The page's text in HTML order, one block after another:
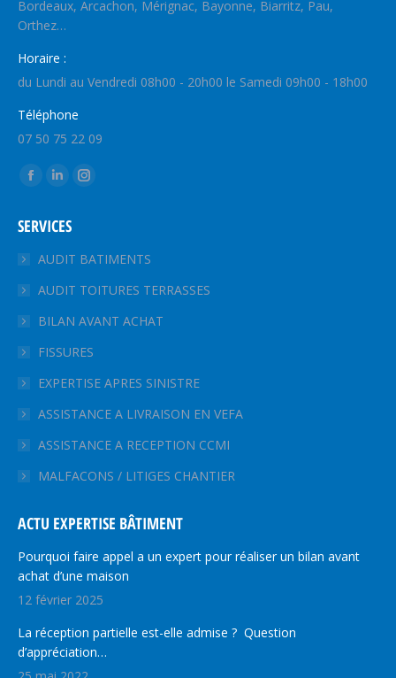
Bordeaux, Arcachon, Mérignac, Bayonne, Biarritz, Pau,
Orthez…
Horaire :
du Lundi au Vendredi 08h00 - 20h00 le Samedi 09h00 - 18h00
Téléphone
07 50 75 22 09
Trouvez nous sur :
La
Facebook
s'ouvre
une
nouvelle
fenêtre
La
LinkedIn
s'ouvre
une
nouvelle
fenêtre
La
s'ouvre
une
nouvelle
fenêtre
SERVICES
AUDIT BATIMENTS
AUDIT TOITURES TERRASSES
BILAN AVANT ACHAT
FISSURES
EXPERTISE APRES SINISTRE
ASSISTANCE A LIVRAISON EN VEFA
ASSISTANCE A RECEPTION CCMI
MALFACONS / LITIGES CHANTIER
ACTU EXPERTISE BÂTIMENT
Pourquoi faire appel a un expert pour réaliser un bilan avant
achat d’une maison
12 février 2025
La réception partielle est-elle admise ? Question
d’appréciation…